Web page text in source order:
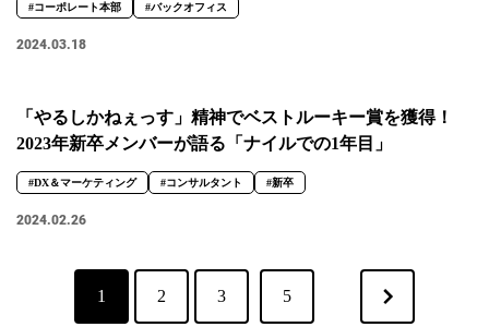
#コーポレート本部 #バックオフィス
2024.03.18
「やるしかねぇっす」精神でベストルーキー賞を獲得！
2023年新卒メンバーが語る「ナイルでの1年目」
#DX＆マーケティング #コンサルタント #新卒
2024.02.26
1 2 3 5